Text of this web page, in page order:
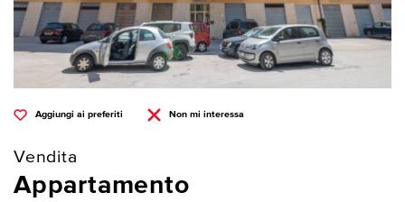
Aggiungi ai preferiti Non mi interessa
Vendita
Appartamento